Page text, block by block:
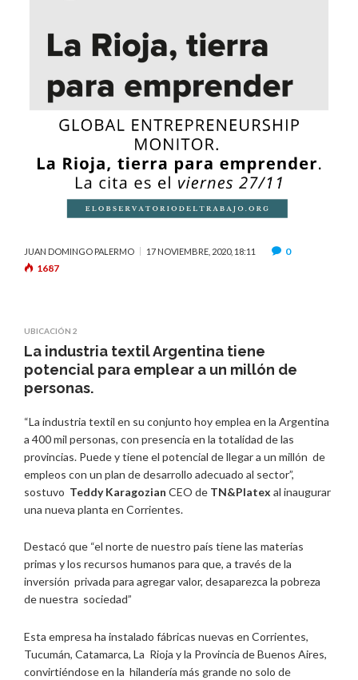
JUAN DOMINGO PALERMO 17 NOVIEMBRE, 2020, 18:11
0
1687
UBICACIÓN 2
La industria textil Argentina tiene
potencial para emplear a un millón de
personas.
“La industria textil en su conjunto hoy emplea en la Argentina
a 400 mil personas, con presencia en la totalidad de las
provincias. Puede y tiene el potencial de llegar a un millón de
empleos con un plan de desarrollo adecuado al sector”,
sostuvo Teddy Karagozian CEO de TN&Platex al inaugurar
una nueva planta en Corrientes.
Destacó que “el norte de nuestro país tiene las materias
primas y los recursos humanos para que, a través de la
inversión privada para agregar valor, desaparezca la pobreza
de nuestra sociedad”
Esta empresa ha instalado fábricas nuevas en Corrientes,
Tucumán, Catamarca, La Rioja y la Provincia de Buenos Aires,
convirtiéndose en la hilandería más grande no solo de